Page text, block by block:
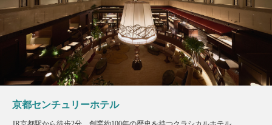
京都センチュリーホテル